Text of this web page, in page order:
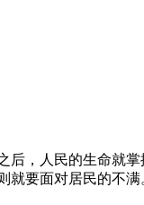
后，人民的生命就
就要面对居民的不满